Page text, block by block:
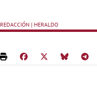
REDACCIÓN | HERALDO